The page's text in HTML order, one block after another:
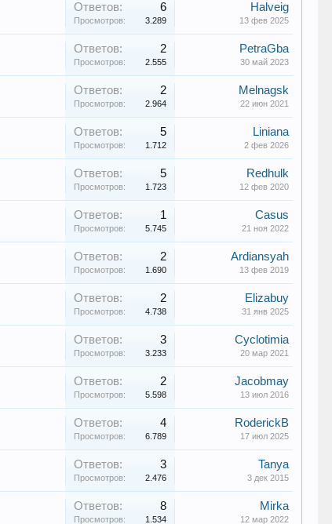
Ответов: 6
Просмотров: 3.289
Halveig
13 фев 2025
Ответов: 2
Просмотров: 2.555
PetraGba
30 май 2023
Ответов: 2
Просмотров: 2.964
Melnagsk
22 июн 2021
Ответов: 5
Просмотров: 1.712
Liniana
2 фев 2026
Ответов: 5
Просмотров: 1.723
Redhulk
12 фев 2020
Ответов: 1
Просмотров: 5.745
Casus
21 ноя 2022
Ответов: 2
Просмотров: 1.690
Ardiansyah
13 фев 2019
Ответов: 2
Просмотров: 4.738
Elizabuy
31 янв 2025
Ответов: 3
Просмотров: 3.233
Cyclotimia
20 мар 2021
Ответов: 2
Просмотров: 5.598
Jacobmay
13 июл 2016
Ответов: 4
Просмотров: 6.789
RoderickB
17 июл 2025
Ответов: 3
Просмотров: 2.476
Tanya
3 дек 2015
Ответов: 8
Просмотров: 1.534
Mirka
12 мар 2022